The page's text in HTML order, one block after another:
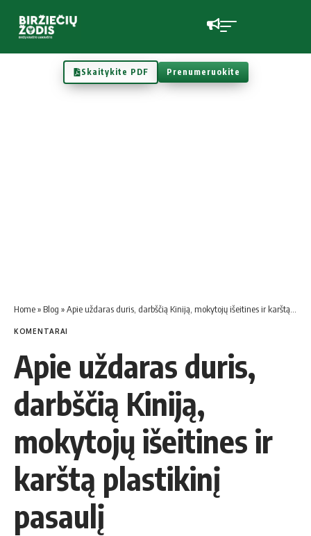
Skaitykite PDF Prenumeruokite
Home» Blog »Apie uždaras duris, darbščią Kiniją, mokytojų išeitines ir karštą plastikinį pasaulį
KOMENTARAI
Apie uždaras duris,
darbščią Kiniją,
mokytojų išeitines ir
karštą plastikinį
pasaulį